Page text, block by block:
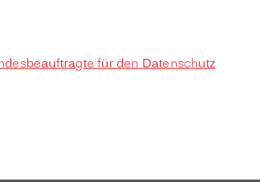
für den Datenschutz